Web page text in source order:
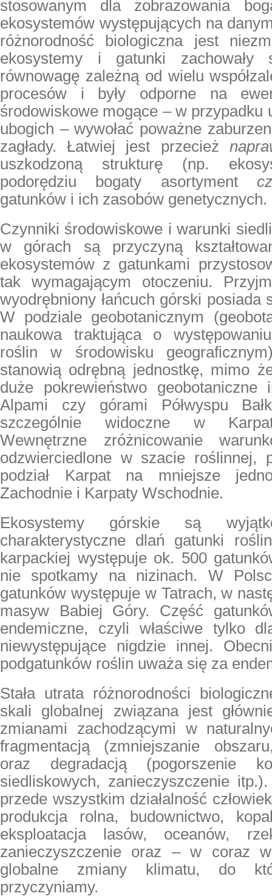
stosowanym dla zobrazowania
ekosystemów występujących na
różnorodność biologiczna jest
ekosystemy i gatunki zachowały
równowagę zależną od wielu
procesów i były odporne na
środowiskowe mogące – w przypadku
ubogich – wywołać poważne
zagłady. Łatwiej jest przecież
uszkodzoną strukturę (np.
podorędziu bogaty asortyment
gatunków i ich zasobów genetycznych.
Czynniki środowiskowe i warunki
w górach są przyczyną
ekosystemów z gatunkami
tak wymagającym otoczeniu.
wyodrębniony łańcuch górski posiada
W podziale geobotanicznym
naukowa traktująca o
roślin w środowisku
stanowią odrębną jednostkę, mimo
duże pokrewieństwo geobotaniczne
Alpami czy górami Półwyspu
szczególnie widoczne w
Wewnętrzne zróżnicowanie
odzwierciedlone w szacie roślinnej,
podział Karpat na mniejsze
Zachodnie i Karpaty Wschodnie.
Ekosystemy górskie są
charakterystyczne dlań gatunki
karpackiej występuje ok. 500
nie spotkamy na nizinach. W
gatunków występuje w Tatrach, w
masyw Babiej Góry. Część
endemiczne, czyli właściwe tylko
niewystępujące nigdzie innej.
podgatunków roślin uważa się za
Stała utrata różnorodności
skali globalnej związana jest
zmianami zachodzącymi w
fragmentacją (zmniejszanie
oraz degradacją (pogorszenie
siedliskowych, zanieczyszczenie
przede wszystkim działalność
produkcja rolna, budownictwo,
eksploatacja lasów, oceanów,
zanieczyszczenie oraz – w coraz
globalne zmiany klimatu, do
przyczyniamy.